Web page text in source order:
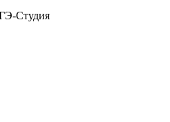
Студия